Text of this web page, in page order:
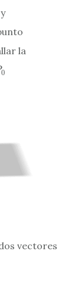
y
la
0
0
vectores